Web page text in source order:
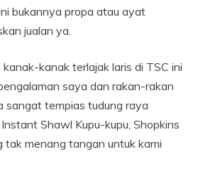
bukannya propa atau ayat
jualan ya.
kanak terlajak laris di TSC ini
saya dan rakan-rakan
sangat tempias tudung raya
Shawl Kupu-kupu, Shopkins
tak menang tangan untuk kami